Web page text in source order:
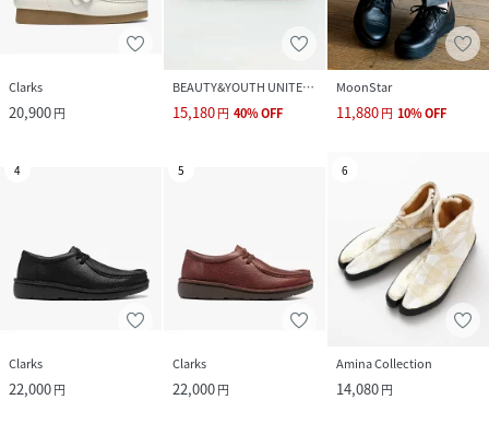
Clarks
20,900円
BEAUTY&YOUTH UNITED ARROWS
15,180円 40%OFF
MoonStar
11,880円 10%OFF
4
Clarks
22,000円
5
Clarks
22,000円
6
Amina Collection
14,080円